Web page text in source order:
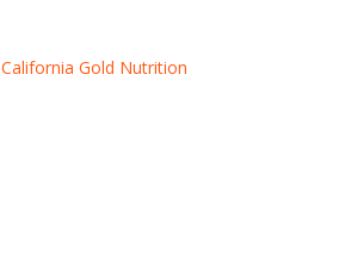
California Gold Nutrition